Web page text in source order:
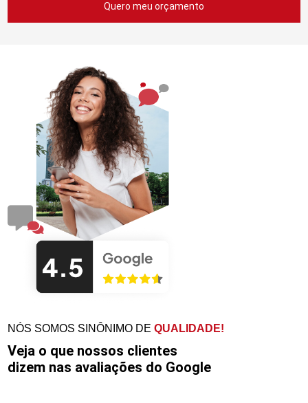
Quero meu orçamento
NÓS SOMOS SINÔNIMO DEQUALIDADE!
Veja o que nossos clientes
dizem nas avaliações do Google